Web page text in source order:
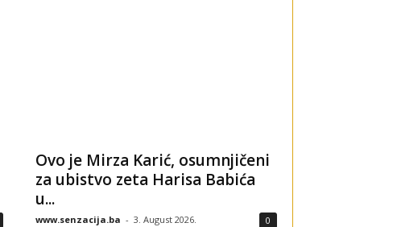
Ovo je Mirza Karić, osumnjičeni
za ubistvo zeta Harisa Babića
u...
www.senzacija.ba - 3. August 2026. 0